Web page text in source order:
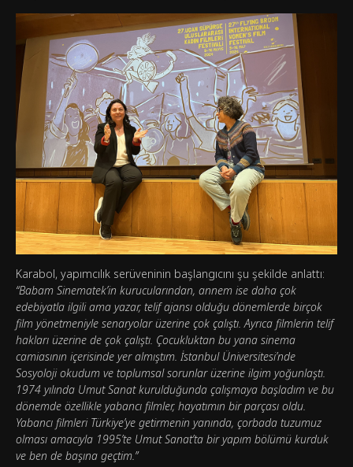
Karabol, yapımcılık serüveninin başlangıcını şu şekilde anlattı:
“Babam Sinematek’in kurucularından, annem ise daha çok
edebiyatla ilgili ama yazar, telif ajansı olduğu dönemlerde birçok
film yönetmeniyle senaryolar üzerine çok çalıştı. Ayrıca filmlerin telif
hakları üzerine de çok çalıştı. Çocukluktan bu yana sinema
camiasının içerisinde yer almıştım. İstanbul Üniversitesi’nde
Sosyoloji okudum ve toplumsal sorunlar üzerine ilgim yoğunlaştı.
1974 yılında Umut Sanat kurulduğunda çalışmaya başladım ve bu
dönemde özellikle yabancı filmler, hayatımın bir parçası oldu.
Yabancı filmleri Türkiye’ye getirmenin yanında, çorbada tuzumuz
olması amacıyla 1995’te Umut Sanat’ta bir yapım bölümü kurduk
ve ben de başına geçtim.”